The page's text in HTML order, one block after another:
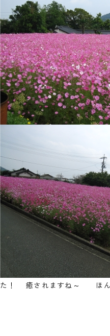
た！ 癒されますね～ ほん